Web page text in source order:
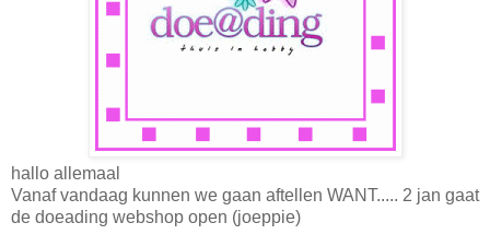
hallo allemaal
Vanaf vandaag kunnen we gaan aftellen WANT..... 2 jan gaat
de doeading webshop open (joeppie)